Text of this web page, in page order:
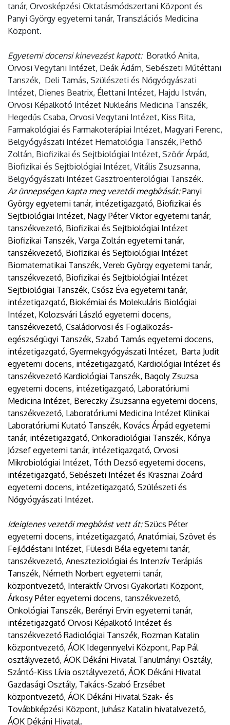
tanár, Orvosképzési Oktatásmódszertani Központ és
Panyi György egyetemi tanár, Transzlációs Medicina
Központ.
Egyetemi docensi kinevezést kapott: Boratkó Anita,
Orvosi Vegytani Intézet, Deák Ádám, Sebészeti Műtéttani
Tanszék, Deli Tamás, Szülészeti és Nőgyógyászati
Intézet, Dienes Beatrix, Élettani Intézet, Hajdu István,
Orvosi Képalkotó Intézet Nukleáris Medicina Tanszék,
Hegedűs Csaba, Orvosi Vegytani Intézet, Kiss Rita,
Farmakológiai és Farmakoterápiai Intézet, Magyari Ferenc,
Belgyógyászati Intézet Hematológia Tanszék, Pethő
Zoltán, Biofizikai és Sejtbiológiai Intézet, Szöőr Árpád,
Biofizikai és Sejtbiológiai Intézet, Vitális Zsuzsanna,
Belgyógyászati Intézet Gasztroenterológiai Tanszék.
Az ünnepségen kapta meg vezetői megbízását:Panyi
György egyetemi tanár, intézetigazgató, Biofizikai és
Sejtbiológiai Intézet, Nagy Péter Viktor egyetemi tanár,
tanszékvezető, Biofizikai és Sejtbiológiai Intézet
Biofizikai Tanszék, Varga Zoltán egyetemi tanár,
tanszékvezető, Biofizikai és Sejtbiológiai Intézet
Biomatematikai Tanszék, Vereb György egyetemi tanár,
tanszékvezető, Biofizikai és Sejtbiológiai Intézet
Sejtbiológiai Tanszék, Csősz Éva egyetemi tanár,
intézetigazgató, Biokémiai és Molekuláris Biológiai
Intézet, Kolozsvári László egyetemi docens,
tanszékvezető, Családorvosi és Foglalkozás-
egészségügyi Tanszék, Szabó Tamás egyetemi docens,
intézetigazgató, Gyermekgyógyászati Intézet, Barta Judit
egyetemi docens, intézetigazgató, Kardiológiai Intézet és
tanszékvezető Kardiológiai Tanszék, Bagoly Zsuzsa
egyetemi docens, intézetigazgató, Laboratóriumi
Medicina Intézet, Bereczky Zsuzsanna egyetemi docens,
tanszékvezető, Laboratóriumi Medicina Intézet Klinikai
Laboratóriumi Kutató Tanszék, Kovács Árpád egyetemi
tanár, intézetigazgató, Onkoradiológiai Tanszék, Kónya
József egyetemi tanár, intézetigazgató, Orvosi
Mikrobiológiai Intézet, Tóth Dezső egyetemi docens,
intézetigazgató, Sebészeti Intézet és Krasznai Zoárd
egyetemi docens, intézetigazgató, Szülészeti és
Nőgyógyászati Intézet.
Ideiglenes vezetői megbízást vett át:Szücs Péter
egyetemi docens, intézetigazgató, Anatómiai, Szövet és
Fejlődéstani Intézet, Fülesdi Béla egyetemi tanár,
tanszékvezető, Aneszteziológiai és Intenzív Terápiás
Tanszék, Németh Norbert egyetemi tanár,
központvezető, Interaktív Orvosi Gyakorlati Központ,
Árkosy Péter egyetemi docens, tanszékvezető,
Onkológiai Tanszék, Berényi Ervin egyetemi tanár,
intézetigazgató Orvosi Képalkotó Intézet és
tanszékvezető Radiológiai Tanszék, Rozman Katalin
központvezető, ÁOK Idegennyelvi Központ, Pap Pál
osztályvezető, ÁOK Dékáni Hivatal Tanulmányi Osztály,
Szántó-Kiss Lívia osztályvezető, ÁOK Dékáni Hivatal
Gazdasági Osztály, Takács-Szabó Erzsébet
központvezető, ÁOK Dékáni Hivatal Szak- és
Továbbképzési Központ, Juhász Katalin hivatalvezető,
ÁOK Dékáni Hivatal.